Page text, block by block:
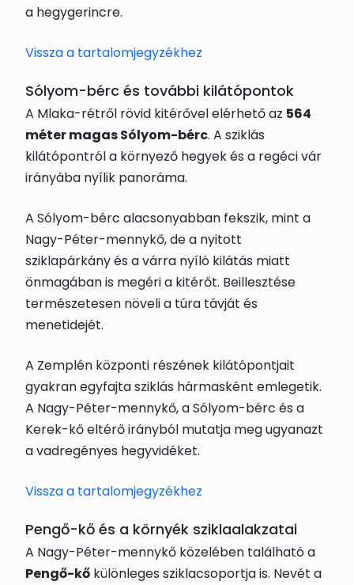
a hegygerincre.
Vissza a tartalomjegyzékhez
Sólyom-bérc és további kilátópontok
A Mlaka-rétről rövid kitérővel elérhető az 564
méter magas Sólyom-bérc. A sziklás
kilátópontról a környező hegyek és a regéci vár
irányába nyílik panoráma.
A Sólyom-bérc alacsonyabban fekszik, mint a
Nagy-Péter-mennykő, de a nyitott
sziklapárkány és a várra nyíló kilátás miatt
önmagában is megéri a kitérőt. Beillesztése
természetesen növeli a túra távját és
menetidejét.
A Zemplén központi részének kilátópontjait
gyakran egyfajta sziklás hármasként emlegetik.
A Nagy-Péter-mennykő, a Sólyom-bérc és a
Kerek-kő eltérő irányból mutatja meg ugyanazt
a vadregényes hegyvidéket.
Vissza a tartalomjegyzékhez
Pengő-kő és a környék sziklaalakzatai
A Nagy-Péter-mennykő közelében található a
Pengő-kő különleges sziklacsoportja is. Nevét a